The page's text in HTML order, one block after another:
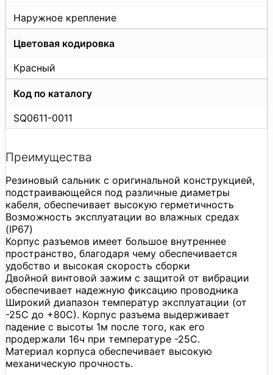
Наружное крепление
Цветовая кодировка
Красный
Код по каталогу
SQ0611-0011
Преимущества
Резиновый сальник с оригинальной конструкцией,
подстраивающейся под различные диаметры
кабеля, обеспечивает высокую герметичность
Возможность эксплуатации во влажных средах
(IP67)
Корпус разъемов имеет большое внутреннее
пространство, благодаря чему обеспечивается
удобство и высокая скорость сборки
Двойной винтовой зажим с защитой от вибрации
обеспечивает надежную фиксацию проводника
Широкий диапазон температур эксплуатации (от
-25С до +80С). Корпус разъема выдерживает
падение с высоты 1м после того, как его
продержали 16ч при температуре -25С.
Материал корпуса обеспечивает высокую
механическую прочность.